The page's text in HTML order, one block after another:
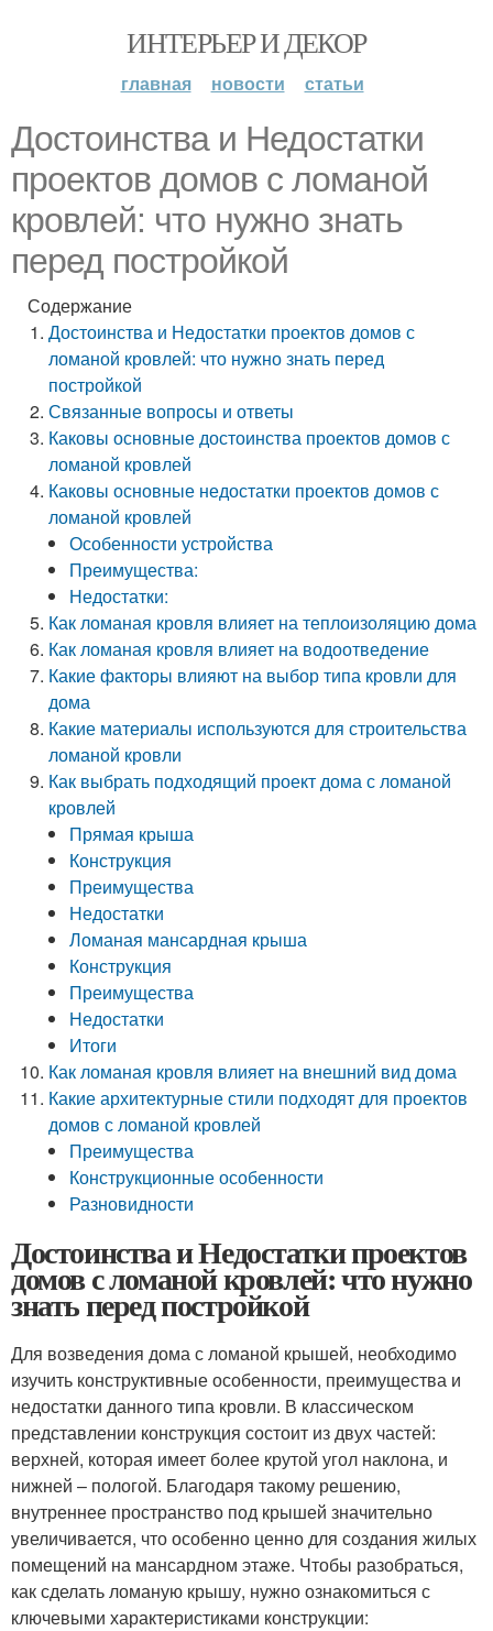
ИНТЕРЬЕР И ДЕКОР
главная новости статьи
Достоинства и Недостатки
проектов домов с ломаной
кровлей: что нужно знать
перед постройкой
Содержание
Достоинства и Недостатки проектов домов с
ломаной кровлей: что нужно знать перед
постройкой
Связанные вопросы и ответы
Каковы основные достоинства проектов домов с
ломаной кровлей
Каковы основные недостатки проектов домов с
ломаной кровлей
Особенности устройства
Преимущества:
Недостатки:
Как ломаная кровля влияет на теплоизоляцию дома
Как ломаная кровля влияет на водоотведение
Какие факторы влияют на выбор типа кровли для
дома
Какие материалы используются для строительства
ломаной кровли
Как выбрать подходящий проект дома с ломаной
кровлей
Прямая крыша
Конструкция
Преимущества
Недостатки
Ломаная мансардная крыша
Конструкция
Преимущества
Недостатки
Итоги
Как ломаная кровля влияет на внешний вид дома
Какие архитектурные стили подходят для проектов
домов с ломаной кровлей
Преимущества
Конструкционные особенности
Разновидности
Достоинства и Недостатки проектов
домов с ломаной кровлей: что нужно
знать перед постройкой
Для возведения дома с ломаной крышей, необходимо
изучить конструктивные особенности, преимущества и
недостатки данного типа кровли. В классическом
представлении конструкция состоит из двух частей:
верхней, которая имеет более крутой угол наклона, и
нижней – пологой. Благодаря такому решению,
внутреннее пространство под крышей значительно
увеличивается, что особенно ценно для создания жилых
помещений на мансардном этаже. Чтобы разобраться,
как сделать ломаную крышу, нужно ознакомиться с
ключевыми характеристиками конструкции: